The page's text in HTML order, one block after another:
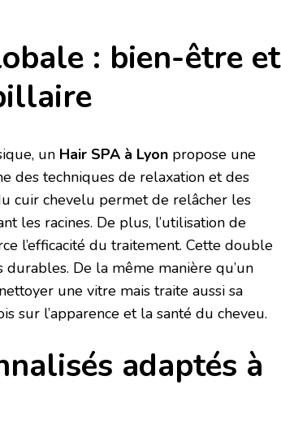
: bien-être et
un Hair SPA à Lyon propose une
des techniques de relaxation et des
cuir chevelu permet de relâcher les
les racines. De plus, l’utilisation de
l’efficacité du traitement. Cette double
De la même manière qu’un
une vitre mais traite aussi sa
sur l’apparence et la santé du cheveu.
adaptés à